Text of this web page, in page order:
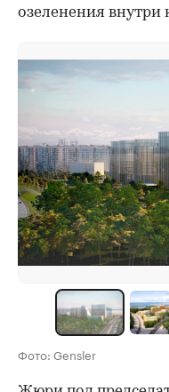
озеленения внутри
Фото: Gensler